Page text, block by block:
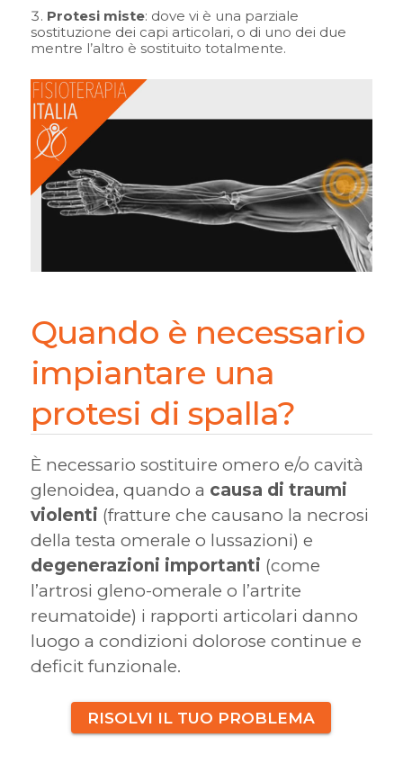
Protesi miste: dove vi è una parziale
sostituzione dei capi articolari, o di uno dei due
mentre l’altro è sostituito totalmente.
Quando è necessario
impiantare una
protesi di spalla?
È necessario sostituire omero e/o cavità
glenoidea, quando a causa di traumi
violenti (fratture che causano la necrosi
della testa omerale o lussazioni) e
degenerazioni importanti (come
l’artrosi gleno-omerale o l’artrite
reumatoide) i rapporti articolari danno
luogo a condizioni dolorose continue e
deficit funzionale.
RISOLVI IL TUO PROBLEMA